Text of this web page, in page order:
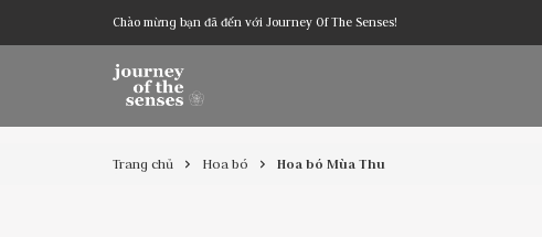
Chào mừng bạn đã đến với Journey Of The Senses!
Trang chủ Hoa bó Hoa bó Mùa Thu